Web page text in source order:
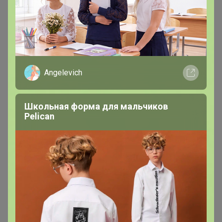
новинок!"
9 июня, 2026 14:01
Леныра, спасибо
tanya-klo
Angelevich
Школьная форма для мальчиков
Pelican